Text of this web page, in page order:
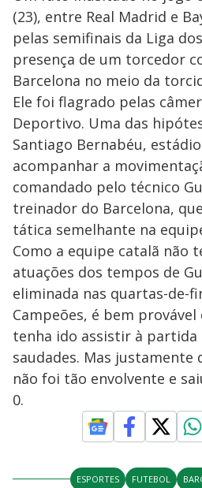
(23), entre Real Madrid e
pelas semifinais da Liga
presença de um torcedor
Barcelona no meio da
Ele foi flagrado pelas
Deportivo. Uma das
Santiago Bernabéu,
acompanhar a
comandado pelo técnico
treinador do Barcelona,
tática semelhante na
Como a equipe catalã não
atuações dos tempos de
eliminada nas quartas-de-
Campeões, é bem
tenha ido assistir à
saudades. Mas justamente
não foi tão envolvente e
0.
ESPORTES FUTEBOL